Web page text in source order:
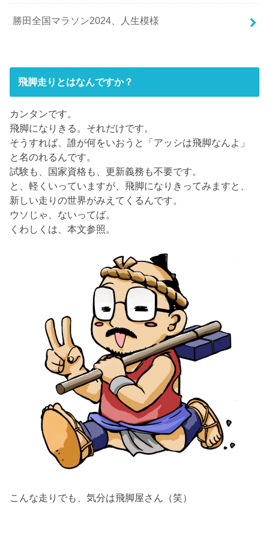
勝田全国マラソン2024、人生模様
飛脚走りとはなんですか？
カンタンです。
飛脚になりきる。それだけです。
そうすれば、誰が何をいおうと「アッシは飛脚なんよ」
と名のれるんです。
試験も、国家資格も、更新義務も不要です。
と、軽くいっていますが、飛脚になりきってみますと、
新しい走りの世界がみえてくるんです。
ウソじゃ、ないってば。
くわしくは、本文参照。
こんな走りでも、気分は飛脚屋さん（笑）